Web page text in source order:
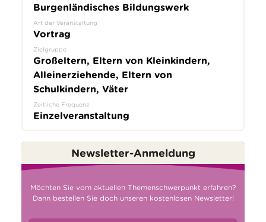
Burgenländisches Bildungswerk
Art der Veranstaltung
Vortrag
Zielgruppe
Großeltern, Eltern von Kleinkindern,
Alleinerziehende, Eltern von
Schulkindern, Väter
Zeitliche Frequenz
Einzelveranstaltung
Newsletter-Anmeldung
Möchten Sie vom aktuellen Themenschwerpunkt erfahren?
Dann bestellen Sie doch unseren kostenlosen Newsletter!